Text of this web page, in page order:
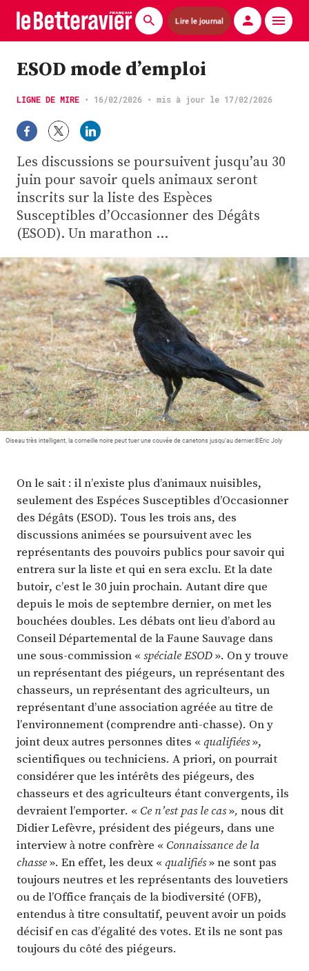
Lire le journal
Actualités
Économie
Agronomie
Matériels
La technique ITB
Pommes de terre
Guides pratiques
Chasse
Plus
Abonnez-vous
ESOD mode d’emploi
LIGNE DE MIRE • 16/02/2026 • mis à jour le 17/02/2026
Les discussions se poursuivent jusqu’au 30
juin pour savoir quels animaux seront
inscrits sur la liste des Espèces
Susceptibles d’Occasionner des Dégâts
(ESOD). Un marathon …
Oiseau très intelligent, la corneille noire peut tuer une couvée de canetons jusqu’au dernier.©Eric Joly
On le sait : il n’existe plus d’animaux nuisibles,
seulement des Espéces Susceptibles d’Occasionner
des Dégâts (ESOD). Tous les trois ans, des
discussions animées se poursuivent avec les
représentants des pouvoirs publics pour savoir qui
entrera sur la liste et qui en sera exclu. Et la date
butoir, c’est le 30 juin prochain. Autant dire que
depuis le mois de septembre dernier, on met les
bouchées doubles. Les débats ont lieu d’abord au
Conseil Départemental de la Faune Sauvage dans
une sous-commission «spéciale ESOD». On y trouve
un représentant des piégeurs, un représentant des
chasseurs, un représentant des agriculteurs, un
représentant d’une association agréée au titre de
l’environnement (comprendre anti-chasse). On y
joint deux autres personnes dites «qualifiées»,
scientifiques ou techniciens. A priori, on pourrait
considérer que les intérêts des piégeurs, des
chasseurs et des agriculteurs étant convergents, ils
devraient l’emporter. « Ce n’est pas le cas», nous dit
Didier Lefèvre, président des piégeurs, dans une
interview à notre confrère « Connaissance de la
chasse». En effet, les deux «qualifiés» ne sont pas
toujours neutres et les représentants des louvetiers
ou de l’Office français de la biodiversité (OFB),
entendus à titre consultatif, peuvent avoir un poids
décisif en cas d’égalité des votes. Et ils ne sont pas
toujours du côté des piégeurs.